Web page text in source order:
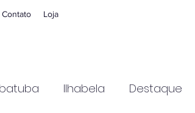
Contato Loja
Ilhabela Destaque